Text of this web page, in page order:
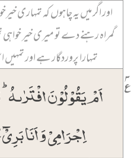
اور اگر میں یہ چاہوں کہ تمہاری
گمراہ رہنے دے تو میری خیر
تمہارا پروردگار ہے اور
اَمۡ یَقُوۡلُوۡنَ
اِجۡرَامِیۡ وَ اَنَا
۳